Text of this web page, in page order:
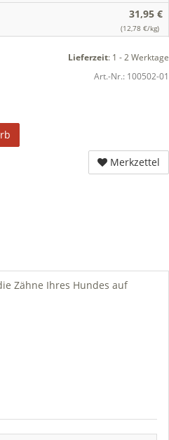
31,95 €
(12,78 €/kg)
Lieferzeit: 1 - 2 Werktage
Art.-Nr.: 100502-01
Merkzettel
Zähne Ihres Hundes auf